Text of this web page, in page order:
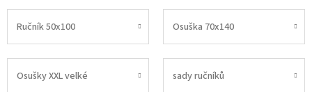
Ručník 50x100 Osuška 70x140
Osušky XXL velké sady ručníků